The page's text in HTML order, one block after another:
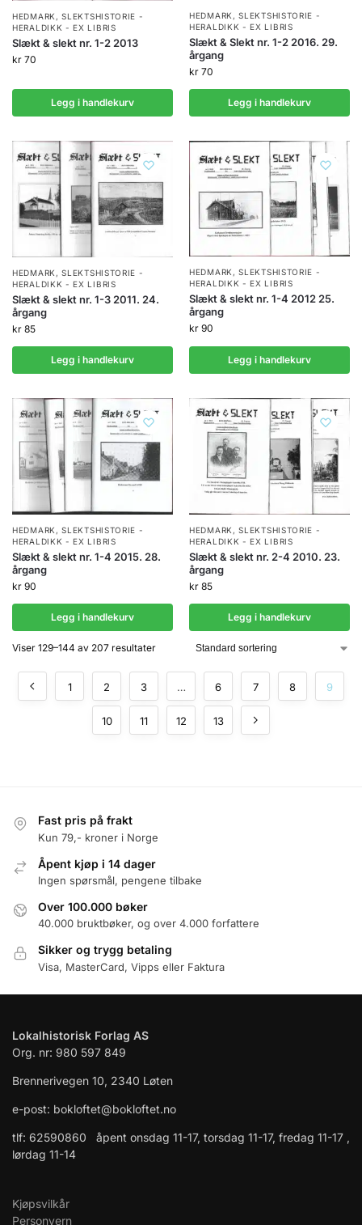
HEDMARK ,SLEKTSHISTORIE -
HERALDIKK - EX LIBRIS
Slækt & slekt nr. 1-2 2013
kr 70
Legg i handlekurv
HEDMARK ,SLEKTSHISTORIE -
HERALDIKK - EX LIBRIS
Slækt & Slekt nr. 1-2 2016. 29.
årgang
kr 70
Legg i handlekurv
HEDMARK ,SLEKTSHISTORIE -
HERALDIKK - EX LIBRIS
Slækt & slekt nr. 1-3 2011. 24.
årgang
kr 85
Legg i handlekurv
HEDMARK ,SLEKTSHISTORIE -
HERALDIKK - EX LIBRIS
Slækt & slekt nr. 1-4 2012 25.
årgang
kr 90
Legg i handlekurv
HEDMARK ,SLEKTSHISTORIE -
HERALDIKK - EX LIBRIS
Slækt & slekt nr. 1-4 2015. 28.
årgang
kr 90
Legg i handlekurv
HEDMARK ,SLEKTSHISTORIE -
HERALDIKK - EX LIBRIS
Slækt & slekt nr. 2-4 2010. 23.
årgang
kr 85
Legg i handlekurv
Viser 129–144 av 207 resultater
1 2 3 … 6 7 8 9
10 11 12 13
Fast pris på frakt
Kun 79,- kroner i Norge
Åpent kjøp i 14 dager
Ingen spørsmål, pengene tilbake
Over 100.000 bøker
40.000 bruktbøker, og over 4.000 forfattere
Sikker og trygg betaling
Visa, MasterCard, Vipps eller Faktura
Lokalhistorisk Forlag AS
Org. nr: 980 597 849
Brennerivegen 10, 2340 Løten
e-post: bokloftet@bokloftet.no
tlf: 62590860 åpent onsdag 11-17, torsdag 11-17, fredag 11-17 ,
lørdag 11-14
Kjøpsvilkår
Personvern